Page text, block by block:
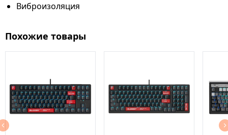
Виброизоляция
Похожие товары